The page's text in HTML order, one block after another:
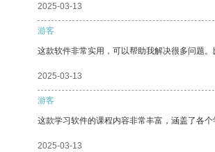
2025-03-13
游客
这款软件非常实用，可以帮助我解决很多问题
2025-03-13
游客
这款学习软件的课程内容非常丰富，涵盖了各
2025-03-13